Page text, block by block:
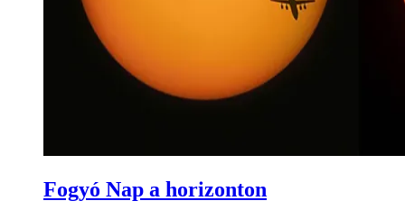
Fogyó Nap a horizonton